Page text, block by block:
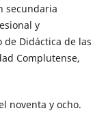
secundaria
y
Didáctica de las
Complutense,
noventa y ocho.